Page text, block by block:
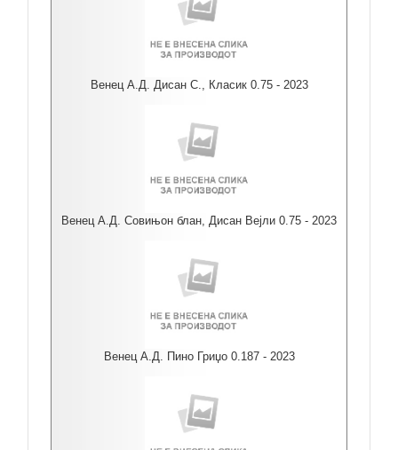
Венец А.Д. Дисан С., Класик 0.75 - 2023
Венец А.Д. Совињон блан, Дисан Вејли 0.75 - 2023
Венец А.Д. Пино Гриџо 0.187 - 2023